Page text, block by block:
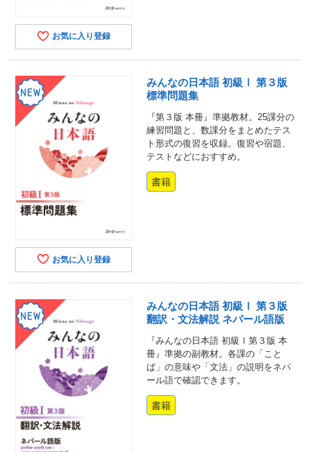
お気に入り登録
お気に入り登録
みんなの日本語 初級Ⅰ 第３版
標準問題集
『第３版 本冊』準拠教材。25課分の
練習問題と、数課分をまとめたテス
ト形式の復習を収録。復習や宿題、
テストなどにおすすめ。
書籍
みんなの日本語 初級Ⅰ 第３版
翻訳・文法解説 ネパール語版
『みんなの日本語 初級Ⅰ第３版 本
冊』準拠の副教材。各課の「こと
ば」の意味や「文法」の説明をネパ
ール語で確認できます。
書籍